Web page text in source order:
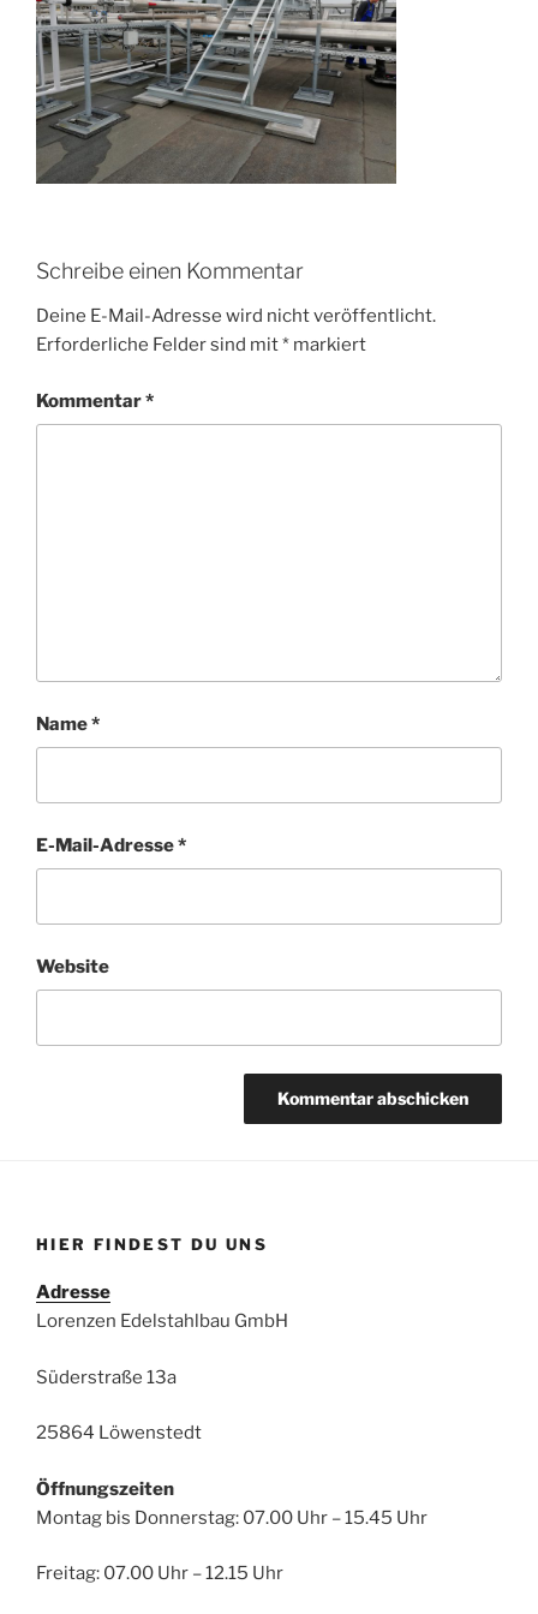
Schreibe einen Kommentar
Deine E-Mail-Adresse wird nicht veröffentlicht.
Erforderliche Felder sind mit* markiert
Kommentar*
Name*
E-Mail-Adresse*
Website
HIER FINDEST DU UNS
Adresse
Lorenzen Edelstahlbau GmbH
Süderstraße 13a
25864 Löwenstedt
Öffnungszeiten
Montag bis Donnerstag: 07.00 Uhr – 15.45 Uhr
Freitag: 07.00 Uhr – 12.15 Uhr